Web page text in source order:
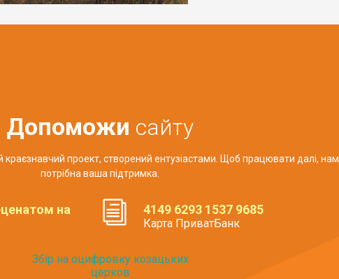
Допоможи сайту
краєзнавчий проект, створений ентузіастами. Щоб працювати далі, нам
потрібна ваша підтримка.
на
4149 6293 1537 9685
Карта ПриватБанк
Збір на оцифровку козацьких
церков